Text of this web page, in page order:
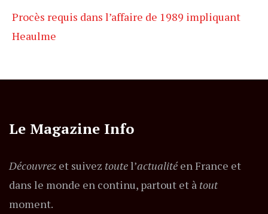
Procès requis dans l’affaire de 1989 impliquant
Heaulme
Le Magazine Info
Découvrez et suivez toutel’actualitéen France et
dans le monde en continu, partout et à tout
moment.